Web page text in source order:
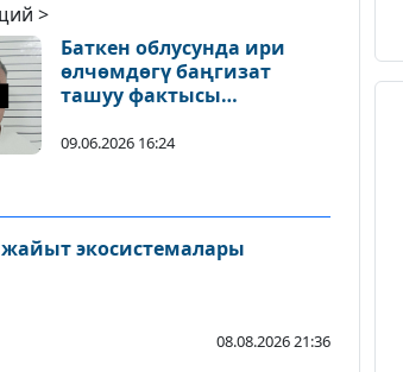
>
Баткен облусунда ири
өлчөмдөгү баңгизат
ташуу фактысы
09.06.2026 16:24
экосистемалары
08.08.2026 21:36